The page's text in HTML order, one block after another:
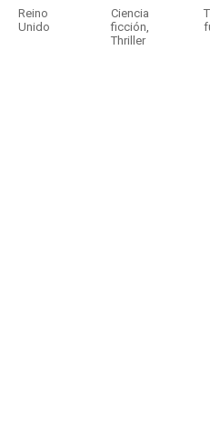
Reino
Unido
Ciencia
ficción,
Thriller